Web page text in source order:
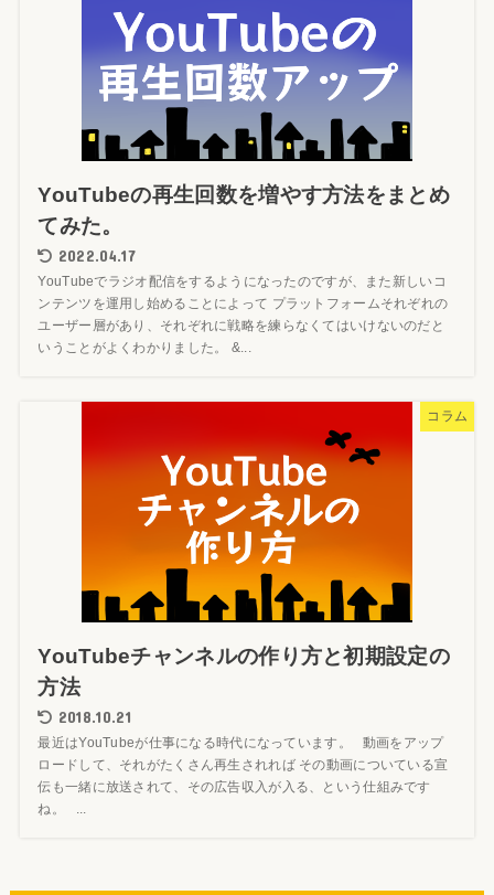
YouTubeの再生回数を増やす方法をまとめ
てみた。
2022.04.17
YouTubeでラジオ配信をするようになったのですが、また新しいコ
ンテンツを運用し始めることによって プラットフォームそれぞれの
ユーザー層があり、それぞれに戦略を練らなくてはいけないのだと
いうことがよくわかりました。 &...
コラム
YouTubeチャンネルの作り方と初期設定の
方法
2018.10.21
最近はYouTubeが仕事になる時代になっています。 動画をアップ
ロードして、それがたくさん再生されれば その動画についている宣
伝も一緒に放送されて、その広告収入が入る、という仕組みです
ね。 ...